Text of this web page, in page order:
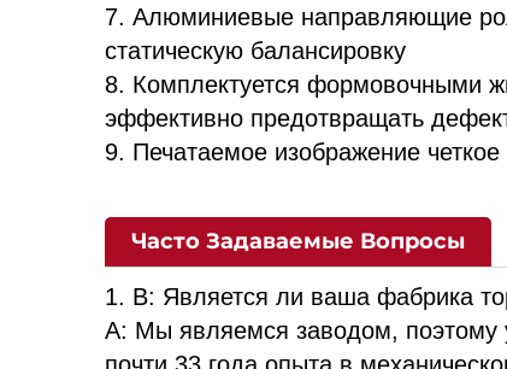
7. Алюминиевые направляющие
статическую балансировку
8. Комплектуется формовочными
эффективно предотвращать
9. Печатаемое изображение
Часто Задаваемые Вопросы
1. В: Является ли ваша фабрика
A: Мы являемся заводом, поэтому